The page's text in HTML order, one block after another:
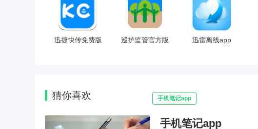
迅捷快传免费版 巡护监管官方版 迅雷离线app
猜你喜欢 手机笔记app
手机笔记app